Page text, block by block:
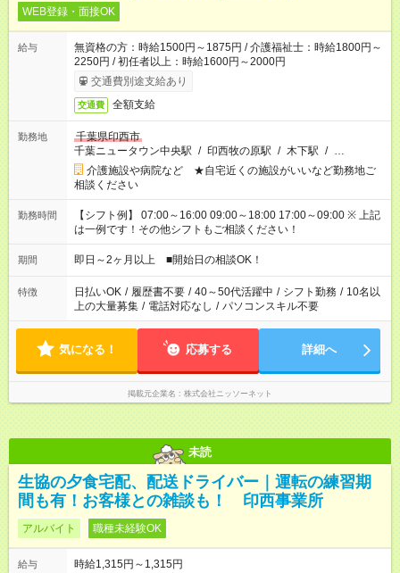
WEB登録・面接OK
給与
無資格の方：時給1500円～1875円 / 介護福祉士：時給1800円～
2250円 / 初任者以上：時給1600円～2000円
交通費別途支給あり
交通費 全額支給
勤務地
千葉県印西市
千葉ニュータウン中央駅 / 印西牧の原駅 / 木下駅 / …
介護施設や病院など ★自宅近くの施設がいいなど勤務地ご
相談ください
勤務時間
【シフト例】 07:00～16:00 09:00～18:00 17:00～09:00 ※ 上記
は一例です！その他シフトもご相談ください！
期間 即日～2ヶ月以上 ■開始日の相談OK！
特徴 日払いOK / 履歴書不要 / 40～50代活躍中 / シフト勤務 / 10名以
上の大量募集 / 電話対応なし / パソコンスキル不要
気になる！ 応募する 詳細へ
掲載元企業名 株式会社ニッソーネット
未読
生協の夕食宅配、配送ドライバー｜運転の練習期
間も有！お客様との雑談も！ 印西事業所
アルバイト 職種未経験OK
給与
時給1,315円～1,315円